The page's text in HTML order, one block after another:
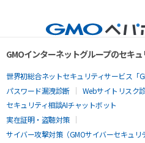
GMOインターネットグループのセキ
世界初総合ネットセキュリティサービス「
パスワード漏洩診断
Webサイトリスク
セキュリティ相談AIチャットボット
実在証明・盗聴対策
サイバー攻撃対策（GMOサイバーセキュリ